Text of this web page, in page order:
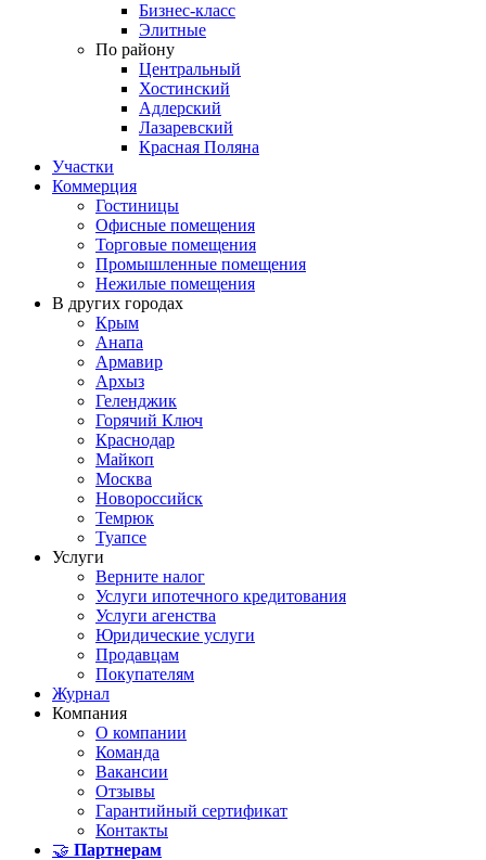
Бизнес-класс
Элитные
По району
Центральный
Хостинский
Адлерский
Лазаревский
Красная Поляна
Участки
Коммерция
Гостиницы
Офисные помещения
Торговые помещения
Промышленные помещения
Нежилые помещения
В других городах
Крым
Анапа
Армавир
Архыз
Геленджик
Горячий Ключ
Краснодар
Майкоп
Москва
Новороссийск
Темрюк
Туапсе
Услуги
Верните налог
Услуги ипотечного кредитования
Услуги агенства
Юридические услуги
Продавцам
Покупателям
Журнал
Компания
О компании
Команда
Вакансии
Отзывы
Гарантийный сертификат
Контакты
🤝 Партнерам